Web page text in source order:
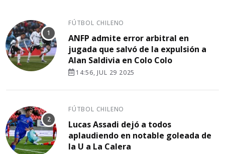
FÚTBOL CHILENO
ANFP admite error arbitral en
jugada que salvó de la expulsión a
Alan Saldivia en Colo Colo
14:56, JUL 29 2025
FÚTBOL CHILENO
Lucas Assadi dejó a todos
aplaudiendo en notable goleada de
la U a La Calera